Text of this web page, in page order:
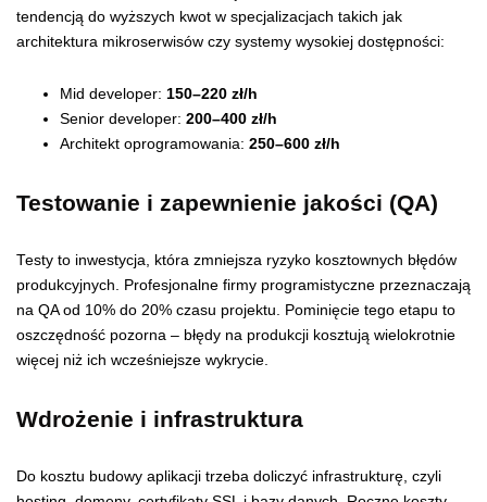
tendencją do wyższych kwot w specjalizacjach takich jak
architektura mikroserwisów czy systemy wysokiej dostępności:
Mid developer: 150–220 zł/h
Senior developer: 200–400 zł/h
Architekt oprogramowania: 250–600 zł/h
Testowanie i zapewnienie jakości (QA)
Testy to inwestycja, która zmniejsza ryzyko kosztownych błędów
produkcyjnych. Profesjonalne firmy programistyczne przeznaczają
na QA od 10% do 20% czasu projektu. Pominięcie tego etapu to
oszczędność pozorna – błędy na produkcji kosztują wielokrotnie
więcej niż ich wcześniejsze wykrycie.
Wdrożenie i infrastruktura
Do kosztu budowy aplikacji trzeba doliczyć infrastrukturę, czyli